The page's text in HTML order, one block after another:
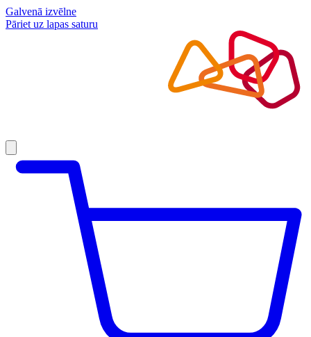
Galvenā izvēlne
Pāriet uz lapas saturu